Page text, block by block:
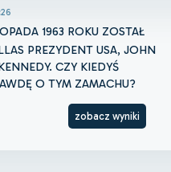
1963 ROKU ZOSTAŁ
PREZYDENT USA, JOHN
CZY KIEDYŚ
O TYM ZAMACHU?
zobacz wyniki